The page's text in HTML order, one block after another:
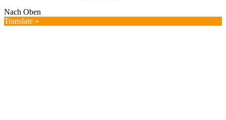
Nach Oben
Translate »